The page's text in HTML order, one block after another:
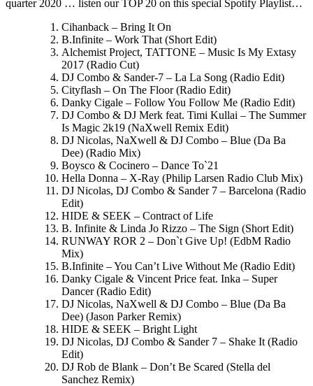
quarter 2020 … listen our TOP 20 on this special Spotify Playlist…
Cihanback – Bring It On
B.Infinite – Work That (Short Edit)
Alchemist Project, TATTONE – Music Is My Extasy
2017 (Radio Cut)
DJ Combo & Sander-7 – La La Song (Radio Edit)
Cityflash – On The Floor (Radio Edit)
Danky Cigale – Follow You Follow Me (Radio Edit)
DJ Combo & DJ Merk feat. Timi Kullai – The Summer
Is Magic 2k19 (NaXwell Remix Edit)
DJ Nicolas, NaXwell & DJ Combo – Blue (Da Ba
Dee) (Radio Mix)
Boysco & Cocinero – Dance To`21
Hella Donna – X-Ray (Philip Larsen Radio Club Mix)
DJ Nicolas, DJ Combo & Sander 7 – Barcelona (Radio
Edit)
HIDE & SEEK – Contract of Life
B. Infinite & Linda Jo Rizzo – The Sign (Short Edit)
RUNWAY ROR 2 – Don`t Give Up! (EdbM Radio
Mix)
B.Infinite – You Can’t Live Without Me (Radio Edit)
Danky Cigale & Vincent Price feat. Inka – Super
Dancer (Radio Edit)
DJ Nicolas, NaXwell & DJ Combo – Blue (Da Ba
Dee) (Jason Parker Remix)
HIDE & SEEK – Bright Light
DJ Nicolas, DJ Combo & Sander 7 – Shake It (Radio
Edit)
DJ Rob de Blank – Don’t Be Scared (Stella del
Sanchez Remix)